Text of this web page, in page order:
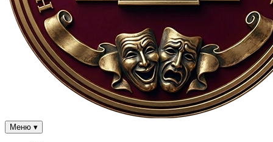
Меню ▾